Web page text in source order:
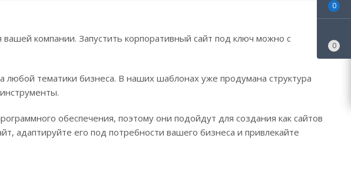
компании. Запустить корпоративный сайт под ключ можно с
любой тематики бизнеса. В наших шаблонах уже продумана структура
обеспечения, поэтому они подойдут для создания как сайтов
адаптируйте его под потребности вашего бизнеса и привлекайте
0
0